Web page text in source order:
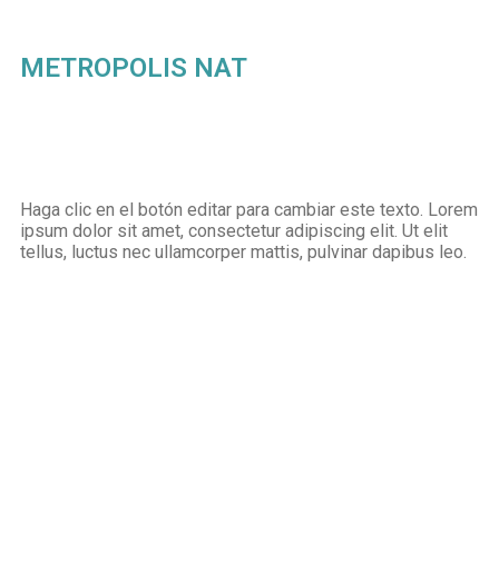
METROPOLIS NAT
Haga clic en el botón editar para cambiar este texto. Lorem
ipsum dolor sit amet, consectetur adipiscing elit. Ut elit
tellus, luctus nec ullamcorper mattis, pulvinar dapibus leo.